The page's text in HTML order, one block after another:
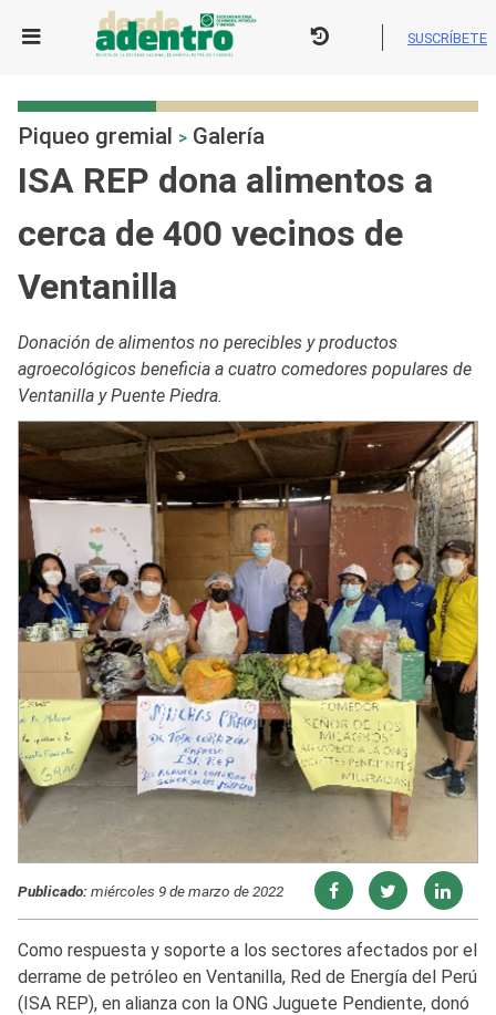
SUSCRÍBETE
Piqueo gremial > Galería
ISA REP dona alimentos a
cerca de 400 vecinos de
Ventanilla
Donación de alimentos no perecibles y productos
agroecológicos beneficia a cuatro comedores populares de
Ventanilla y Puente Piedra.
Publicado:miércoles 9 de marzo de 2022
Como respuesta y soporte a los sectores afectados por el
derrame de petróleo en Ventanilla, Red de Energía del Perú
(ISA REP), en alianza con la ONG Juguete Pendiente, donó